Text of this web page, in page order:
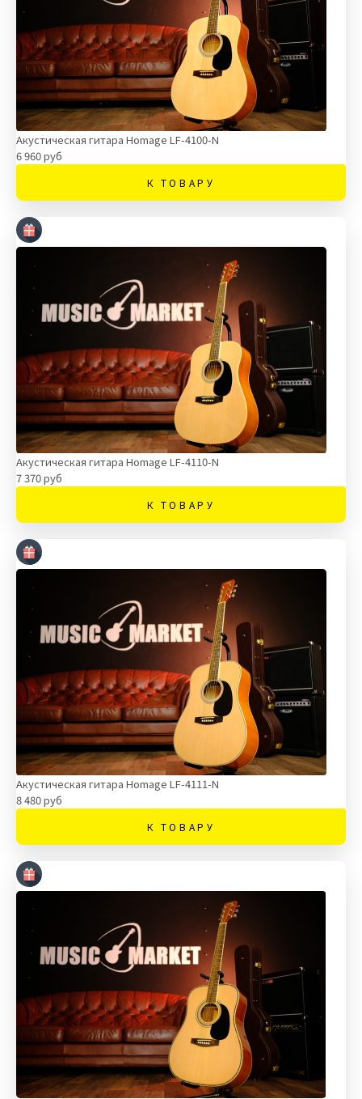
Акустическая гитара Homage LF-4100-N
6 960 руб
К ТОВАРУ
Акустическая гитара Homage LF-4110-N
7 370 руб
К ТОВАРУ
Акустическая гитара Homage LF-4111-N
8 480 руб
К ТОВАРУ